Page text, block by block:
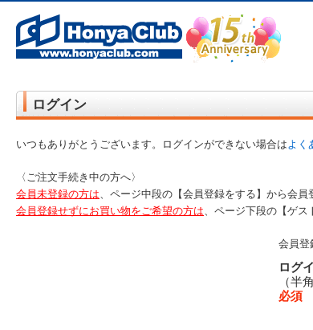
ログイン
いつもありがとうございます。ログインができない場合はよく
〈ご注文手続き中の方へ〉
会員未登録の方は、ページ中段の【会員登録をする】から会
会員登録せずにお買い物をご希望の方は、ページ下段の【ゲス
会員登
ログ
（半
必須